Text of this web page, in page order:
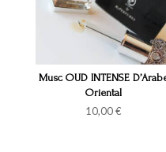
Musc OUD INTENSE
Oriental
10,00€